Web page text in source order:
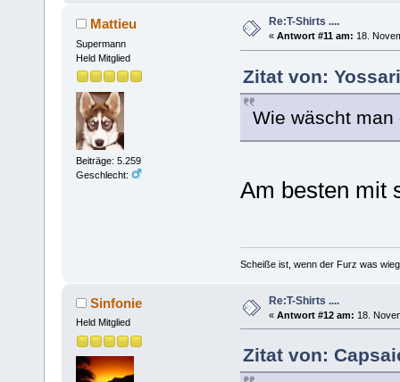
Mattieu
Supermann
Held Mitglied
Beiträge: 5.259
Geschlecht:
Re:T-Shirts ....
« Antwort #11 am: 18.
Zitat von:
Wie wäscht man
Am besten mit
Scheiße ist, wenn der Furz was
Sinfonie
Held Mitglied
Re:T-Shirts ....
« Antwort #12 am: 18.
Zitat von: